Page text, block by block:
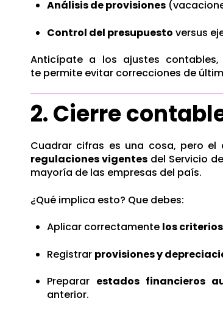
Análisis de provisiones
Control del presupuesto versus
Anticípate a los ajustes
te permite evitar correcciones de
2. Cierre
Cuadrar cifras es una cosa, pero
regulaciones vigentesdel Servicio
mayoría de las empresas del país.
¿Qué implica esto? Que debes:
Aplicar correctamente los
Registrar provisiones y
Preparar estados financieros
anterior.